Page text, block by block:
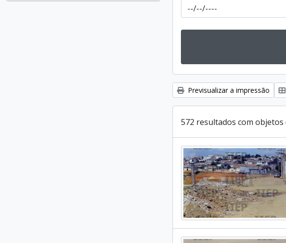
Previsualizar a impressão
572 resultados com objetos